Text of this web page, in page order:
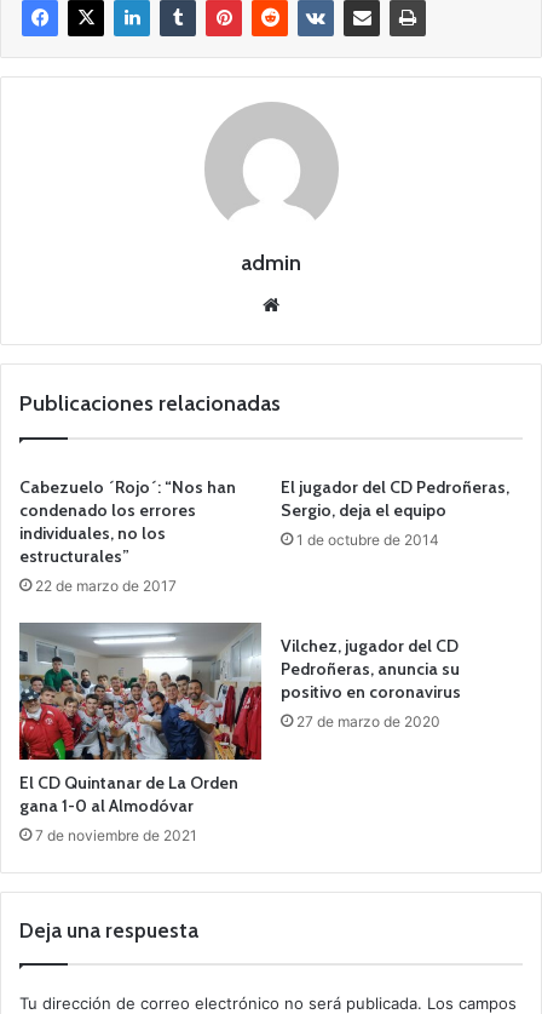
admin
we
Publicaciones relacionadas
Cabezuelo ´Rojo´: “Nos han
condenado los errores
individuales, no los
estructurales”
22 de marzo de 2017
El jugador del CD Pedroñeras,
Sergio, deja el equipo
1 de octubre de 2014
El CD Quintanar de La Orden
gana 1-0 al Almodóvar
7 de noviembre de 2021
Vilchez, jugador del CD
Pedroñeras, anuncia su
positivo en coronavirus
27 de marzo de 2020
Deja una respuesta
Tu dirección de correo electrónico no será publicada. Los campos